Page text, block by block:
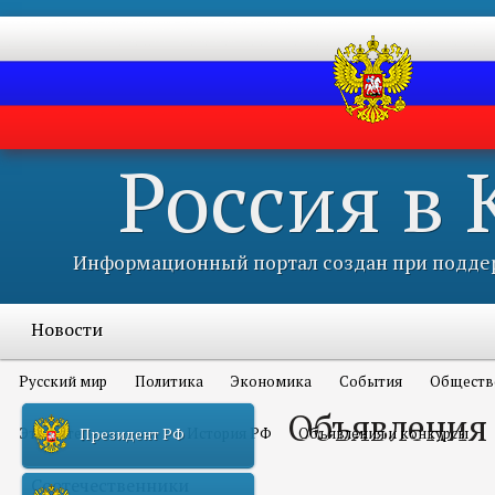
Россия в
Информационный портал создан при
Новости
Русский мир Политика Экономика События
Это интересно всем История РФ Объявления и конкурсы
Соотечественники
Президент РФ